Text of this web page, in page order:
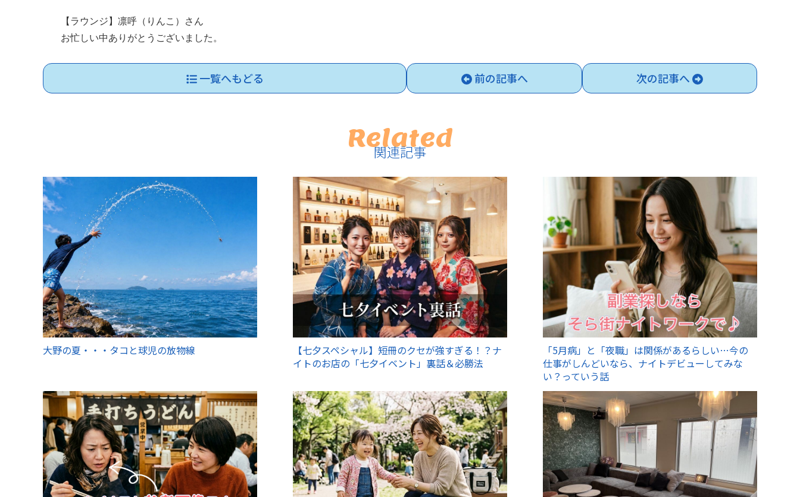
【ラウンジ】凛呼（りんこ）さん
お忙しい中ありがとうございました。
一覧へもどる 前の記事へ 次の記事へ
Related
関連記事
大野の夏・・・タコと球児の放物線
【七夕スペシャル】短冊のクセが強すぎる！？ナ
イトのお店の「七夕イベント」裏話＆必勝法
「5月病」と「夜職」は関係があるらしい…今の
仕事がしんどいなら、ナイトデビューしてみな
い？っていう話